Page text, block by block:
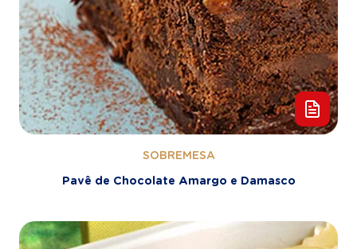
SOBREMESA
Pavê de Chocolate Amargo e Damasco